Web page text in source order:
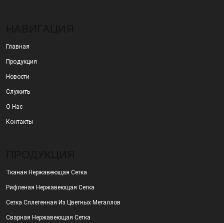
Главная
Продукция
Новости
Служить
О Нас
Контакты
Тканая Нержавеющая Сетка
Рифленая Нержавеющая Сетка
Сетка Сплетенная Из Цветных Металлов
Сварная Нержавеющая Сетка